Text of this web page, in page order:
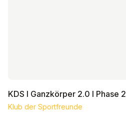
KDS I Ganzkörper 2.0 I Phase 2
Klub der Sportfreunde